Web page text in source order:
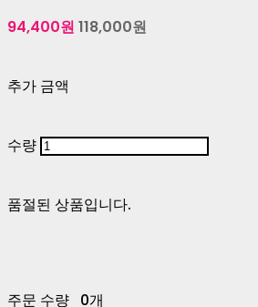
94,400원 118,000원
추가 금액
수량
품절된 상품입니다.
주문 수량 0개